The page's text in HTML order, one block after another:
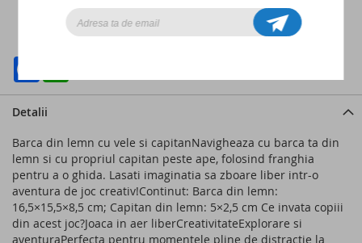
ADAUGATI LA LISTA DE DORINTE
ADAUGATI PENTRU COMPARARE
Detalii
Barca din lemn cu vele si capitanNavigheaza cu barca ta din
lemn si cu propriul capitan peste ape, folosind franghia
pentru a o ghida. Lasati imaginatia sa zboare liber intr-o
aventura de joc creativ!Continut: Barca din lemn:
16,5×15,5×8,5 cm; Capitan din lemn: 5×2,5 cm Ce invata copiii
din acest joc?Joaca in aer liberCreativitateExplorare si
aventuraPerfecta pentru momentele pline de distractie la